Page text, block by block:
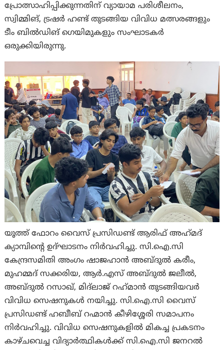
പ്രോത്സാഹിപ്പിക്കുന്നതിന് വ്യായാമ പരിശീലനം,
സ്വിമ്മിങ്, ട്രഷർ ഹണ്ട് തുടങ്ങിയ വിവിധ മത്സരങ്ങളും
ടീം ബിൽഡിങ് ഗെയിമുകളും സംഘാടകർ
ഒരുക്കിയിരുന്നു.
യൂത്ത് ഫോറം വൈസ് പ്രസിഡണ്ട് ആരിഫ് അഹ്‌മദ്
ക്യാമ്പിൻ്റെ ഉദ്ഘാടനം നിർവഹിച്ചു. സി.ഐ.സി
കേന്ദ്രസമിതി അംഗം ഷാജഹാൻ അബ്ദുൽ കരീം,
മുഹമ്മദ് സക്കരിയ, ആർ.എസ് അബ്ദുൽ ജലീൽ,
അബ്ദുൽ റസാഖ്, മിദ്ലാജ് റഹ്‌മാൻ തുടങ്ങിയവർ
വിവിധ സെഷനുകൾ നയിച്ചു. സി.ഐ.സി വൈസ്
പ്രസിഡണ്ട് ഹബീബ് റഹ്മാൻ കീഴിശ്ശേരി സമാപനം
നിർവഹിച്ചു. വിവിധ സെഷനുകളിൽ മികച്ച പ്രകടനം
കാഴ്ചവെച്ച വിദ്യാർത്ഥികൾക്ക് സി.ഐ.സി ജനറൽ